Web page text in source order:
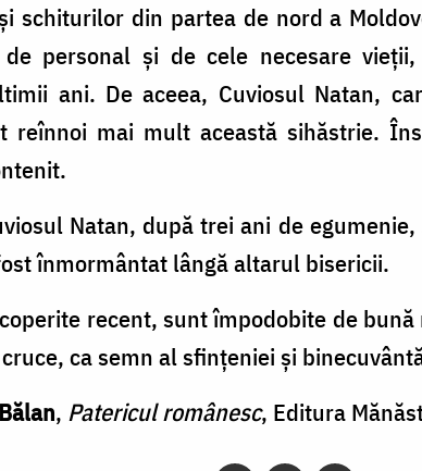
schiturilor din partea de nord a
personal şi de cele necesare
ani. De aceea, Cuviosul Natan,
reînnoi mai mult această sihăstrie.
Natan, după trei ani de
înmormântat lângă altarul bisericii.
recent, sunt împodobite de
ca semn al sfinţeniei şi
, Patericul românesc, Editura